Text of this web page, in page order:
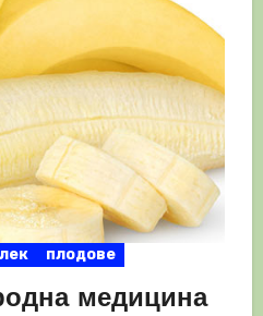
лек плодове
медицина